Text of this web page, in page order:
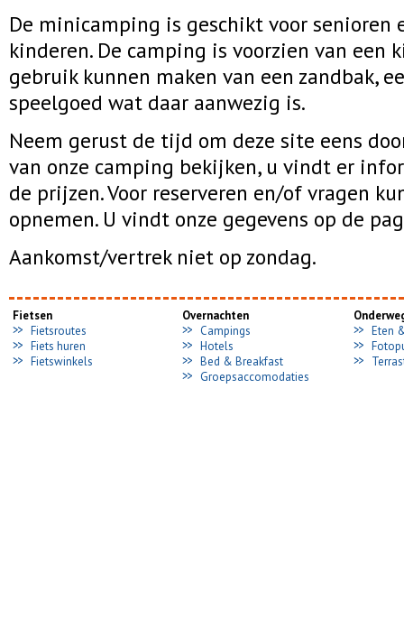
De minicamping is geschikt voor senioren
kinderen. De camping is voorzien van een
gebruik kunnen maken van een zandbak,
speelgoed wat daar aanwezig is.
Neem gerust de tijd om deze site eens
van onze camping bekijken, u vindt er
de prijzen. Voor reserveren en/of vragen
opnemen. U vindt onze gegevens op de
Aankomst/vertrek niet op zondag.
Fietsen
Fietsroutes
Fiets huren
Fietswinkels
Overnachten
Campings
Hotels
Bed & Breakfast
Groepsaccomodaties
Eten